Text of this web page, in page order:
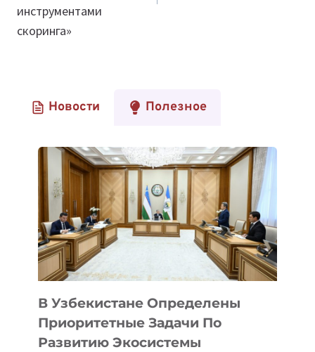
инструментами
скоринга»
Новости Полезное
В Узбекистане Определены
Приоритетные Задачи По
Развитию Экосистемы